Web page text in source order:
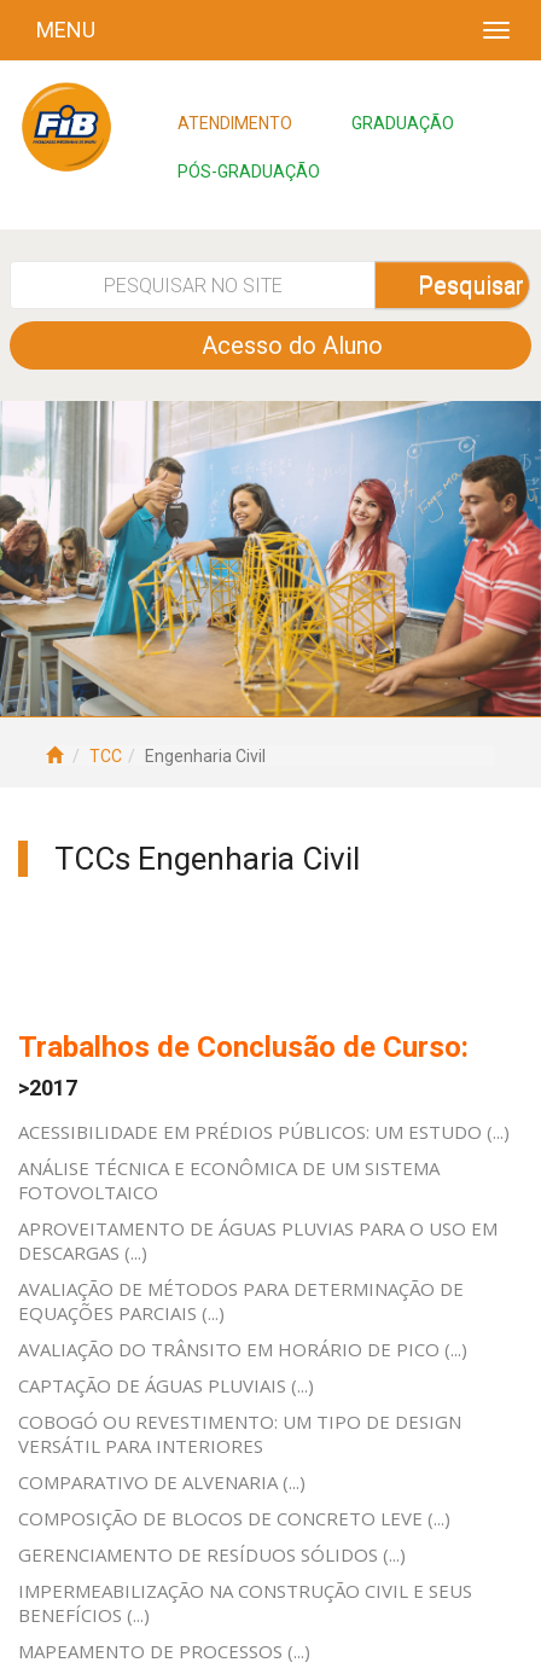
MENU
ATENDIMENTO GRADUAÇÃO
PÓS-GRADUAÇÃO
Pesquisar
Acesso do Aluno
TCC Engenharia Civil
TCCs Engenharia Civil
Trabalhos de Conclusão de Curso:
>2017
ACESSIBILIDADE EM PRÉDIOS PÚBLICOS: UM ESTUDO (...)
ANÁLISE TÉCNICA E ECONÔMICA DE UM SISTEMA
FOTOVOLTAICO
APROVEITAMENTO DE ÁGUAS PLUVIAS PARA O USO EM
DESCARGAS (...)
AVALIAÇÃO DE MÉTODOS PARA DETERMINAÇÃO DE
EQUAÇÕES PARCIAIS (...)
AVALIAÇÃO DO TRÂNSITO EM HORÁRIO DE PICO (...)
CAPTAÇÃO DE ÁGUAS PLUVIAIS (...)
COBOGÓ OU REVESTIMENTO: UM TIPO DE DESIGN
VERSÁTIL PARA INTERIORES
COMPARATIVO DE ALVENARIA (...)
COMPOSIÇÃO DE BLOCOS DE CONCRETO LEVE (...)
GERENCIAMENTO DE RESÍDUOS SÓLIDOS (...)
IMPERMEABILIZAÇÃO NA CONSTRUÇÃO CIVIL E SEUS
BENEFÍCIOS (...)
MAPEAMENTO DE PROCESSOS (...)